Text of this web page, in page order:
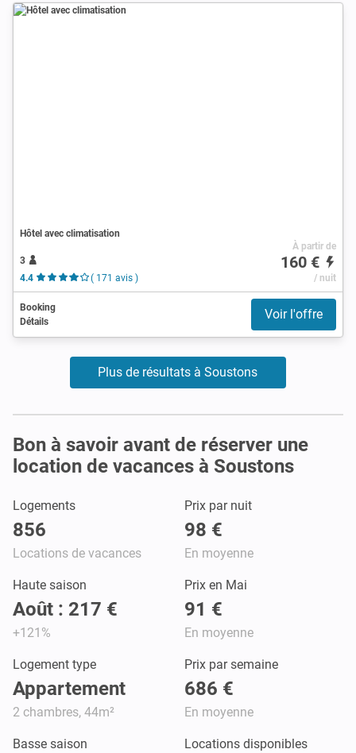
Hôtel avec climatisation
3
4.4
( 171 avis )
À partir de
160 €
/ nuit
Booking
Détails
Voir l'offre
Plus de résultats à Soustons
Bon à savoir avant de réserver une
location de vacances à Soustons
Logements
856
Locations de vacances
Prix par nuit
98 €
En moyenne
Haute saison
Août : 217 €
+121%
Prix en Mai
91 €
En moyenne
Logement type
Appartement
2 chambres, 44m²
Prix par semaine
686 €
En moyenne
Basse saison Locations disponibles